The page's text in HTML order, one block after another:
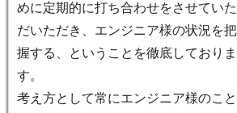
めに定期的に打ち合わせをさせていた
だいただき、エンジニア様の状況を把
握する、ということを徹底しておりま
す。
考え方として常にエンジニア様のこと